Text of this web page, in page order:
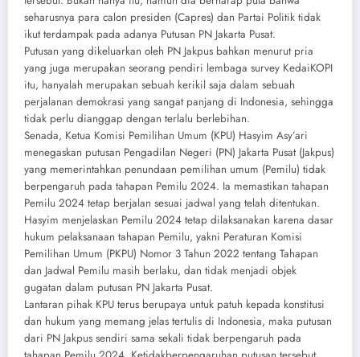
seharusnya para calon presiden (Capres) dan Partai Politik tidak
ikut terdampak pada adanya Putusan PN Jakarta Pusat.
Putusan yang dikeluarkan oleh PN Jakpus bahkan menurut pria
yang juga merupakan seorang pendiri lembaga survey KedaiKOPI
itu, hanyalah merupakan sebuah kerikil saja dalam sebuah
perjalanan demokrasi yang sangat panjang di Indonesia, sehingga
tidak perlu dianggap dengan terlalu berlebihan.
Senada, Ketua Komisi Pemilihan Umum (KPU) Hasyim Asy’ari
menegaskan putusan Pengadilan Negeri (PN) Jakarta Pusat (Jakpus)
yang memerintahkan penundaan pemilihan umum (Pemilu) tidak
berpengaruh pada tahapan Pemilu 2024. Ia memastikan tahapan
Pemilu 2024 tetap berjalan sesuai jadwal yang telah ditentukan.
Hasyim menjelaskan Pemilu 2024 tetap dilaksanakan karena dasar
hukum pelaksanaan tahapan Pemilu, yakni Peraturan Komisi
Pemilihan Umum (PKPU) Nomor 3 Tahun 2022 tentang Tahapan
dan Jadwal Pemilu masih berlaku, dan tidak menjadi objek
gugatan dalam putusan PN Jakarta Pusat.
Lantaran pihak KPU terus berupaya untuk patuh kepada konstitusi
dan hukum yang memang jelas tertulis di Indonesia, maka putusan
dari PN Jakpus sendiri sama sekali tidak berpengaruh pada